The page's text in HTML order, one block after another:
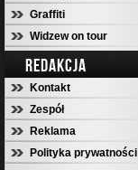
Graffiti
Widzew on tour
REDAKCJA
Kontakt
Zespół
Reklama
Polityka prywatności